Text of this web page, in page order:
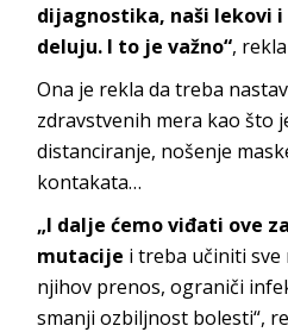
dijagnostika, naši lekovi i
deluju. I to je važno“,
Ona je rekla da treba
zdravstvenih mera kao što
distanciranje, nošenje
kontakata…
„I dalje ćemo viđati ove
mutacije i treba učiniti sve
njihov prenos, ograniči
smanji ozbiljnost bolesti“,